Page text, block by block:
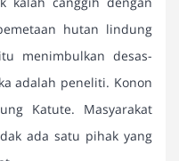
hutan lindung
menimbulkan desas-
adalah peneliti. Konon
Katute. Masyarakat
ada satu pihak yang